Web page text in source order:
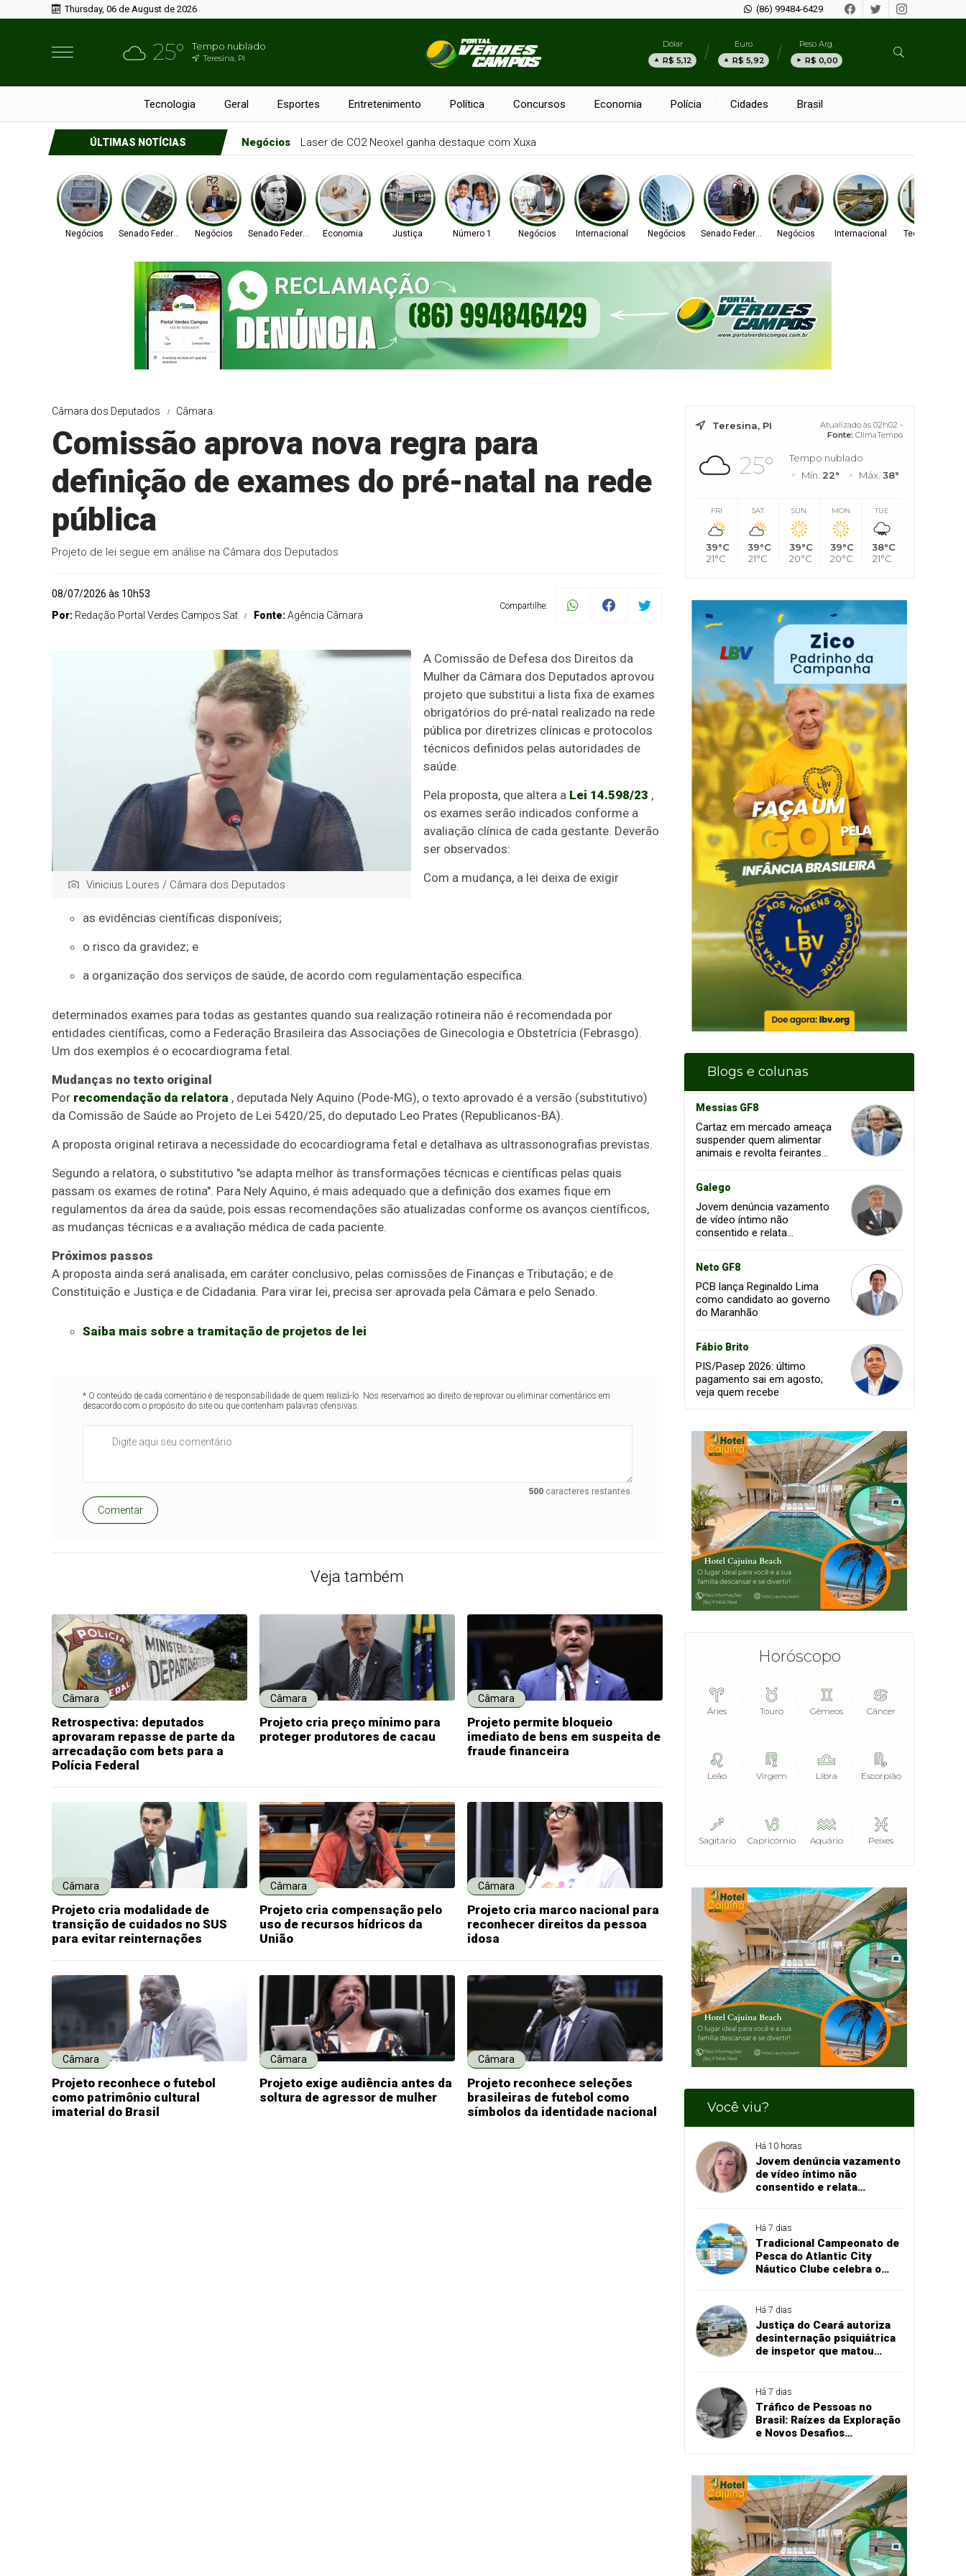
Thursday, 06 de August de 2026 (86) 99484-6429
25° Tempo nublado
Teresina, PI
Dólar
R$ 5,12
Euro
R$ 5,92
Peso Arg.
R$ 0,00
Tecnologia Geral Esportes Entretenimento Política Concursos Economia Polícia Cidades Brasil
ÚLTIMAS NOTÍCIAS Negócios Laser de CO2 Neoxel ganha destaque com Xuxa
Negócios Senado Federal Negócios Senado Federal Economia Justiça Número 1 Negócios Internacional Negócios Senado Federal Negócios Internacional Tecnologia
Câmara dos Deputados Câmara
Comissão aprova nova regra para
definição de exames do pré-natal na rede
pública
Projeto de lei segue em análise na Câmara dos Deputados
08/07/2026 às 10h53
Por: Redação Portal Verdes Campos Sat Fonte:Agência Câmara
Compartilhe:
Vinicius Loures / Câmara dos Deputados
A Comissão de Defesa dos Direitos da
Mulher da Câmara dos Deputados aprovou
projeto que substitui a lista fixa de exames
obrigatórios do pré-natal realizado na rede
pública por diretrizes clínicas e protocolos
técnicos definidos pelas autoridades de
saúde.
Pela proposta, que altera a Lei 14.598/23 ,
os exames serão indicados conforme a
avaliação clínica de cada gestante. Deverão
ser observados:
as evidências científicas disponíveis;
o risco da gravidez; e
a organização dos serviços de saúde, de acordo com regulamentação específica.
Com a mudança, a lei deixa de exigir
determinados exames para todas as gestantes quando sua realização rotineira não é recomendada por
entidades científicas, como a Federação Brasileira das Associações de Ginecologia e Obstetrícia (Febrasgo).
Um dos exemplos é o ecocardiograma fetal.
Mudanças no texto original
Por recomendação da relatora , deputada Nely Aquino (Pode-MG), o texto aprovado é a versão (substitutivo)
da Comissão de Saúde ao Projeto de Lei 5420/25, do deputado Leo Prates (Republicanos-BA).
A proposta original retirava a necessidade do ecocardiograma fetal e detalhava as ultrassonografias previstas.
Segundo a relatora, o substitutivo "se adapta melhor às transformações técnicas e científicas pelas quais
passam os exames de rotina". Para Nely Aquino, é mais adequado que a definição dos exames fique em
regulamentos da área da saúde, pois essas recomendações são atualizadas conforme os avanços científicos,
as mudanças técnicas e a avaliação médica de cada paciente.
Próximos passos
A proposta ainda será analisada, em caráter conclusivo, pelas comissões de Finanças e Tributação; e de
Constituição e Justiça e de Cidadania. Para virar lei, precisa ser aprovada pela Câmara e pelo Senado.
Saiba mais sobre a tramitação de projetos de lei
* O conteúdo de cada comentário é de responsabilidade de quem realizá-lo. Nos reservamos ao direito de reprovar ou eliminar comentários em
desacordo com o propósito do site ou que contenham palavras ofensivas.
500caracteres restantes.
Comentar
Veja também
Câmara
Retrospectiva: deputados
aprovaram repasse de parte da
arrecadação com bets para a
Polícia Federal
Câmara
Projeto cria preço mínimo para
proteger produtores de cacau
Câmara
Projeto permite bloqueio
imediato de bens em suspeita de
fraude financeira
Câmara
Projeto cria modalidade de
transição de cuidados no SUS
para evitar reinternações
Câmara
Projeto cria compensação pelo
uso de recursos hídricos da
União
Câmara
Projeto cria marco nacional para
reconhecer direitos da pessoa
idosa
Câmara
Projeto reconhece o futebol
como patrimônio cultural
imaterial do Brasil
Câmara
Projeto exige audiência antes da
soltura de agressor de mulher
Câmara
Projeto reconhece seleções
brasileiras de futebol como
símbolos da identidade nacional
Teresina, PI
Atualizado às 02h02 -
Fonte: ClimaTempo
25°
Tempo nublado
Mín. 22° Máx. 38°
FRI
39°C
21°C
SAT
39°C
21°C
SUN
39°C
20°C
MON
39°C
20°C
TUE
38°C
21°C
Blogs e colunas
Messias GF8
Cartaz em mercado ameaça
suspender quem alimentar
animais e revolta feirantes
Galego
Jovem denúncia vazamento
de vídeo íntimo não
consentido e relata
Neto GF8
PCB lança Reginaldo Lima
como candidato ao governo
do Maranhão
Fábio Brito
PIS/Pasep 2026: último
pagamento sai em agosto;
veja quem recebe
Horóscopo
Áries Touro Gêmeos Câncer
Leão Virgem Libra Escorpião
Sagitário Capricórnio Aquário Peixes
Você viu?
Há 10 horas
Jovem denúncia vazamento
de vídeo íntimo não
consentido e relata
Há 7 dias
Tradicional Campeonato de
Pesca do Atlantic City
Náutico Clube celebra o
Há 7 dias
Justiça do Ceará autoriza
desinternação psiquiátrica
de inspetor que matou
Há 7 dias
Tráfico de Pessoas no
Brasil: Raízes da Exploração
e Novos Desafios